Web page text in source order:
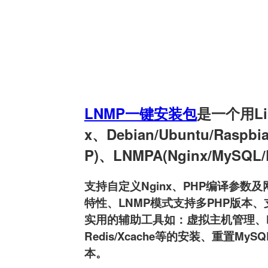
LNMP一键安装包是一个用
x、Debian/Ubuntu/
P)、LNMPA(Nginx/
支持自定义Nginx、PHP编译参数及
特性、LNMP模式支持多PHP版本
实用的辅助工具如：虚拟主机管理
Redis/Xcache等的安装、重置
本。